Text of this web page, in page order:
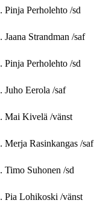
. Pinja Perholehto /sd
. Jaana Strandman /saf
. Pinja Perholehto /sd
. Juho Eerola /saf
. Mai Kivelä /vänst
. Merja Rasinkangas /saf
. Timo Suhonen /sd
. Pia Lohikoski /vänst